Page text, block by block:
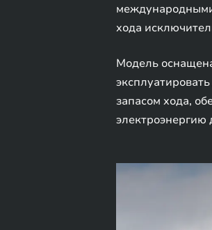
хода
Модель
запасом хода,
электроэнергию